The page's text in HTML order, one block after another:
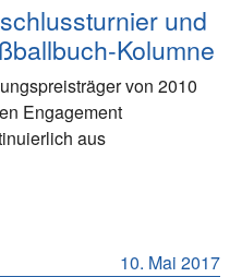
und
Kolumne
von 2010
Engagement
aus
10. Mai 2017